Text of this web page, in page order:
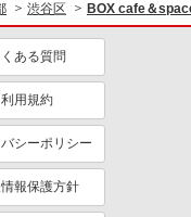
※給与は経験や前職給与
詳細を見る
パート】
。カフェ （東京都渋谷
渋谷区 BOX cafe＆
ある質問
利用規約
シーポリシー
報保護方針